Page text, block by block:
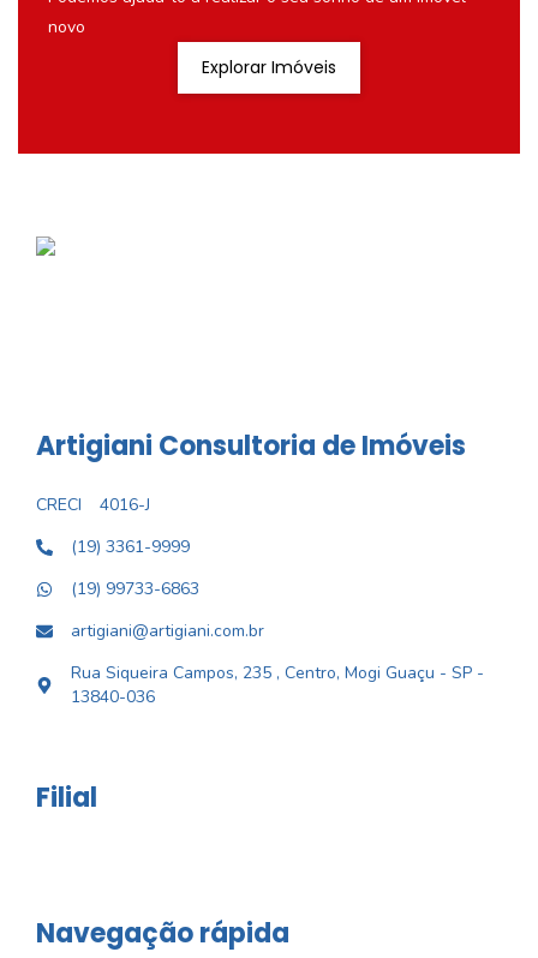
novo
Explorar Imóveis
Artigiani Consultoria de Imóveis
CRECI
4016-J
(19) 3361-9999
(19) 99733-6863
artigiani@artigiani.com.br
Rua Siqueira Campos, 235 , Centro, Mogi Guaçu - SP -
13840-036
Filial
Navegação rápida